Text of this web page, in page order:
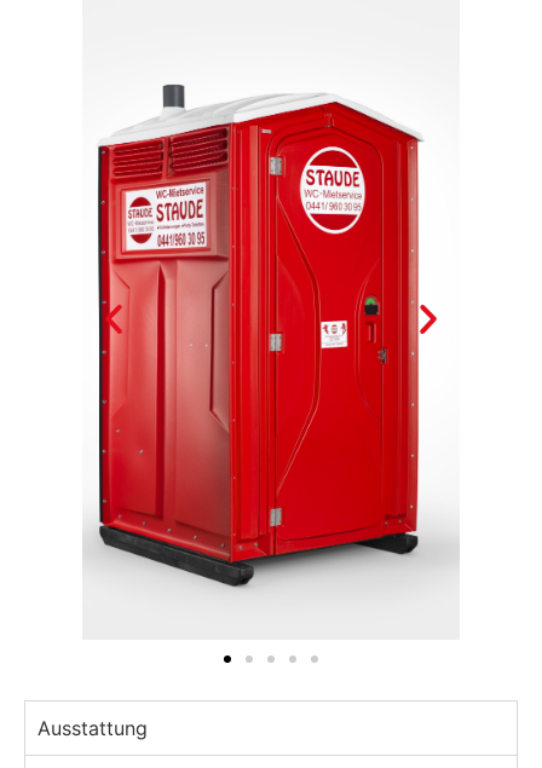
Ausstattung